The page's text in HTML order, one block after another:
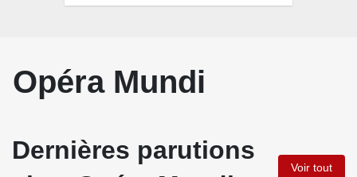
Opéra Mundi
Dernières parutions
Voir tout